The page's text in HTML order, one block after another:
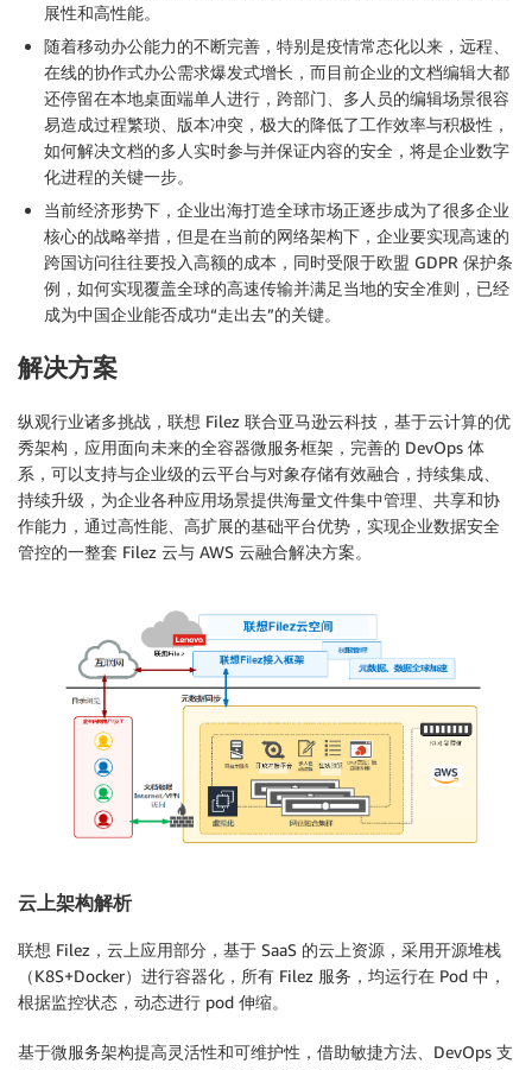
展性和高性能。
随着移动办公能力的不断完善，特别是疫情常态化以来，远程、
在线的协作式办公需求爆发式增长，而目前企业的文档编辑大都
还停留在本地桌面端单人进行，跨部门、多人员的编辑场景很容
易造成过程繁琐、版本冲突，极大的降低了工作效率与积极性，
如何解决文档的多人实时参与并保证内容的安全，将是企业数字
化进程的关键一步。
当前经济形势下，企业出海打造全球市场正逐步成为了很多企业
核心的战略举措，但是在当前的网络架构下，企业要实现高速的
跨国访问往往要投入高额的成本，同时受限于欧盟 GDPR 保护条
例，如何实现覆盖全球的高速传输并满足当地的安全准则，已经
成为中国企业能否成功“走出去”的关键。
解决方案
纵观行业诸多挑战，联想 Filez 联合亚马逊云科技，基于云计算的优
秀架构，应用面向未来的全容器微服务框架，完善的 DevOps 体
系，可以支持与企业级的云平台与对象存储有效融合，持续集成、
持续升级，为企业各种应用场景提供海量文件集中管理、共享和协
作能力，通过高性能、高扩展的基础平台优势，实现企业数据安全
管控的一整套 Filez 云与 AWS 云融合解决方案。
云上架构解析
联想 Filez，云上应用部分，基于 SaaS 的云上资源，采用开源堆栈
（K8S+Docker）进行容器化，所有 Filez 服务，均运行在 Pod 中，
根据监控状态，动态进行 pod 伸缩。
基于微服务架构提高灵活性和可维护性，借助敏捷方法、DevOps 支